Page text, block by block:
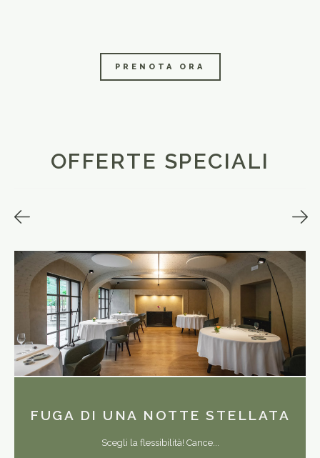
PRENOTA ORA
OFFERTE SPECIALI
FUGA DI UNA NOTTE STELLATA
Scegli la flessibilità! Cance...